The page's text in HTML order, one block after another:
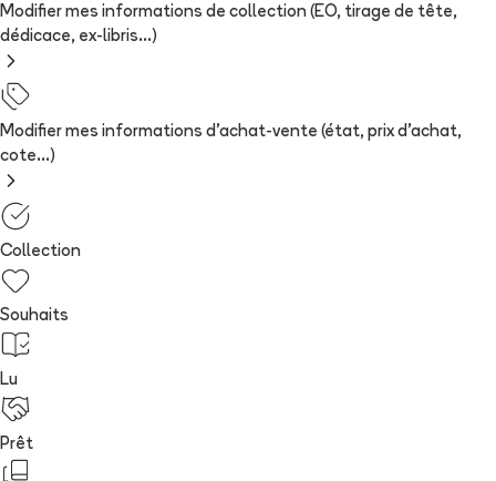
Modifier mes informations de collection (EO, tirage de tête,
dédicace, ex-libris...)
Modifier mes informations d'achat-vente (état, prix d'achat,
cote...)
Collection
Souhaits
Lu
Prêt